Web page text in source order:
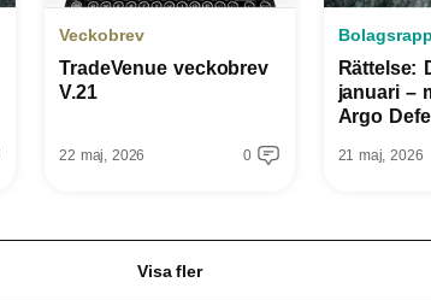
Veckobrev
TradeVenue veckobrev
V.21
22 maj, 2026 0
Rättelse:
januari –
Argo
21 maj, 2026
Visa fler